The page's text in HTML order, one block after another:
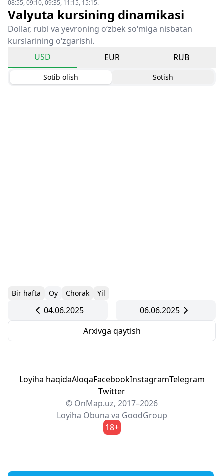
08:55, 09:10, 09:35, 11:15, 15:15.
Valyuta kursining dinamikasi
Dollar, rubl va yevroning o‘zbek so‘miga nisbatan
kurslarining o‘zgarishi.
USD
EUR RUB
Sotib olish Sotish
Bir hafta Oy Chorak Yil
04.06.2025
06.06.2025
Arxivga qaytish
Loyiha haqidaAloqaFacebookInstagramTelegram
Twitter
© OnMap.uz, 2017–2026
Loyiha Obuna va GoodGroup
18+